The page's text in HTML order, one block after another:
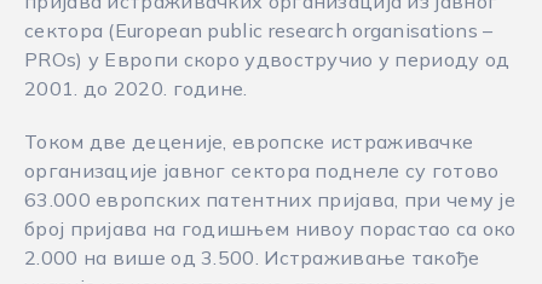
сектора (European public research organisations –
PROs) у Европи скоро удвостручио у периоду од
2001. до 2020. године.
Током две деценије, европске истраживачке
организације јавног сектора поднеле су готово
63.000 европских патентних пријава, при чему је
број пријава на годишњем нивоу порастао са око
2.000 на више од 3.500. Истраживање такође